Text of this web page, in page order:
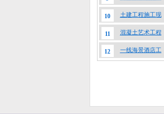
10 土建工程施工现
11 混凝土艺术工程
12 一线海景酒店工